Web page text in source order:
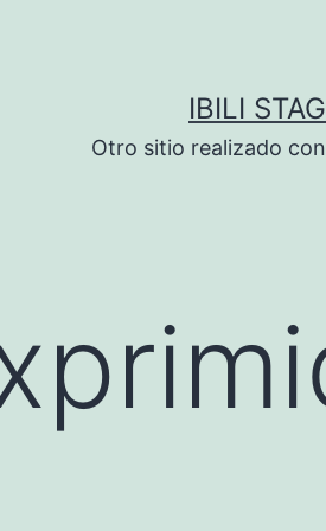
IBILI
Otro sitio realizado